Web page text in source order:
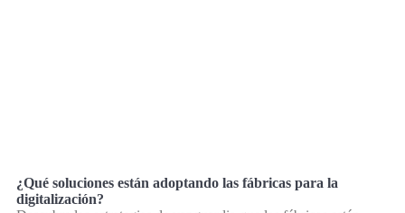
¿Qué soluciones están adoptando las fábricas para la
digitalización?